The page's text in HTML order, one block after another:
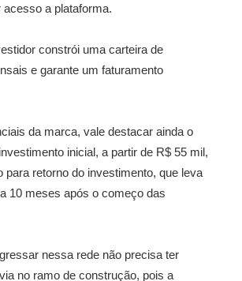
acesso a plataforma.
constrói uma carteira de
e garante um faturamento
da marca, vale destacar ainda o
inicial, a partir de R$ 55 mil,
para retorno do investimento, que leva
10 meses após o começo das
nessa rede não precisa ter
no ramo de construção, pois a